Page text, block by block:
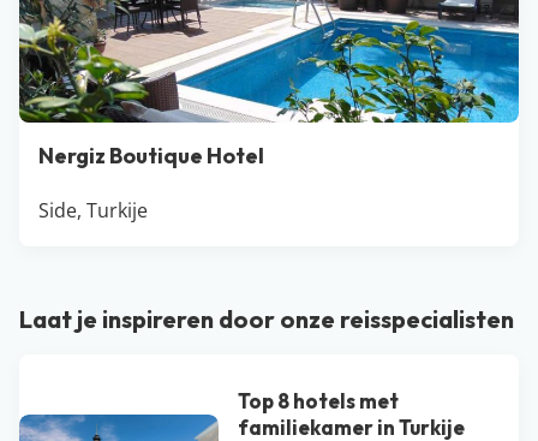
Nergiz Boutique Hotel
Side, Turkije
Laat je inspireren door onze reisspecialisten
Top 8 hotels met
familiekamer in Turkije